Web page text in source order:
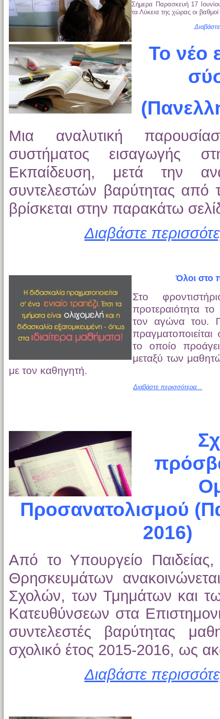
Σήμερα Παρασκευή 17
τα Λύκεια της χώρας οι
Το νέο
Μια αναλυτική
συστήματος εισαγωγής
Εκπαίδευση, μετά την
συντελεστών βαρύτητας
βρίσκεται στην παρακάτω
Διαβάστε
Όλοι στο
Στο
προτεραιότητα
τον αγώνα του.
το οποίο
μεταξύ των
με τον καθηγητή.
Διαβάστε περισσότερα...
Προσανατολισμού
2016)
Από το Υπουργείο Παιδείας,
Θρησκευμάτων
Σχολών, των Τμημάτων και
Κατευθύνσεων στα
συντελεστές βαρύτητας
σχολικό έτος 2015-2016, ως
Διαβάστε